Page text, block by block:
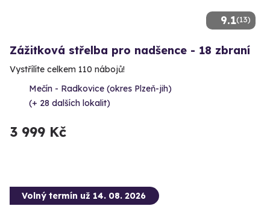
9.1(13)
Zážitková střelba pro nadšence - 18 zbraní
Vystřílíte celkem 110 nábojů!
Mečín - Radkovice (okres Plzeň-jih)
(+ 28 dalších lokalit)
3 999 Kč
Volný termín už 14. 08. 2026